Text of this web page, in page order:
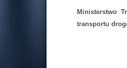
Ministerstwo
transportu